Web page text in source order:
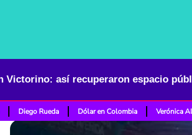
Diego Rueda Dólar en Colombia Verónica